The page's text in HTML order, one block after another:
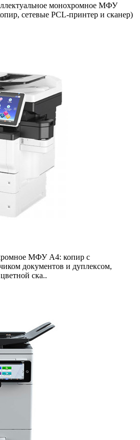
монохромное МФУ
сетевые PCL-принтер и сканер)
МФУ A4: копир с
документов и дуплексом,
ска..